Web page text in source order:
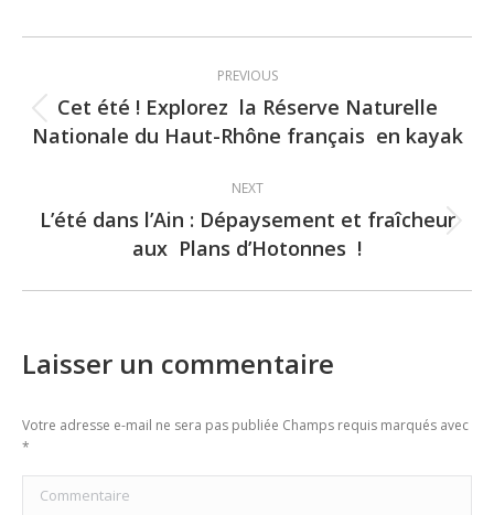
navigation
PREVIOUS
Previous
post:
Cet été ! Explorez la Réserve Naturelle
Nationale du Haut-Rhône français en kayak
NEXT
Next
post:
L’été dans l’Ain : Dépaysement et fraîcheur
aux Plans d’Hotonnes !
Laisser un commentaire
Votre adresse e-mail ne sera pas publiée Champs requis marqués avec
*
Commentaire